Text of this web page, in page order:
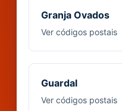
Granja Ovados
Ver códigos postais
Guardal
Ver códigos postais